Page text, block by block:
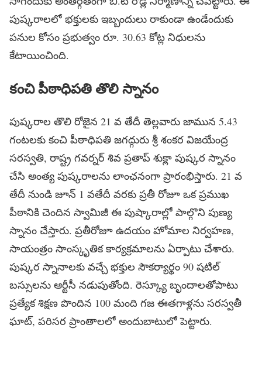
పుష్కరాలలో భక్తులకు ఇబ్బందులు రాకుండా ఉండేందుకు
పనుల కోసం ప్రభుత్వం రూ. 30.63 కోట్ల నిధులను
కేటాయించింది.
కంచి పీఠాధిపతి తొలి స్నానం
పుష్కరాల తొలి రోజైన 21 వ తేదీ తెల్లవారు జామున 5.43
గంటలకు కంచి పీఠాధిపతి జగద్గురు శ్రీ శంకర విజయేంద్ర
సరస్వతి, రాష్ట్ర గవర్నర్ శివ ప్రతాప్ శుక్లా పుష్కర స్నానం
చేసి అంత్య పుష్కరాలను లాంఛనంగా ప్రారంభిస్తారు. 21 వ
తేదీ నుండి జూన్ 1 వతేదీ వరకు ప్రతీ రోజూ ఒక ప్రముఖ
పీఠానికి చెందిన స్వామిజీ ఈ పుష్కారాల్లో పాల్గొని పుణ్య
స్నానం చేస్తారు. ప్రతీరోజూ ఉదయం హోమాల నిర్వహణ,
సాయంత్రం సాంస్కృతిక కార్యక్రమాలను ఏర్పాటు చేశారు.
పుష్కర స్నానాలకు వచ్చే భక్తుల సౌకర్యార్థం 90 షటిల్
బస్సులను ఆర్టీసీ నడుపుతోంది. రెస్క్యూ బృందాలతోపాటు
ప్రత్యేక శిక్షణ పొందిన 100 మంది గజ ఈతగాళ్లను సరస్వతీ
ఘాట్, పరిసర ప్రాంతాలలో అందుబాటులో పెట్టారు.